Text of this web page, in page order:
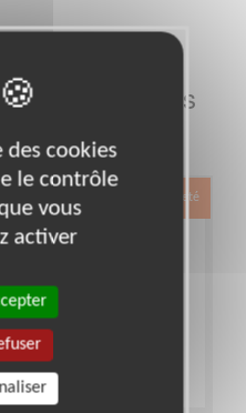
dans le
du-Rhône
dans
Exclusion & Pauvreté
des cookies
le contrôle
vous
activer